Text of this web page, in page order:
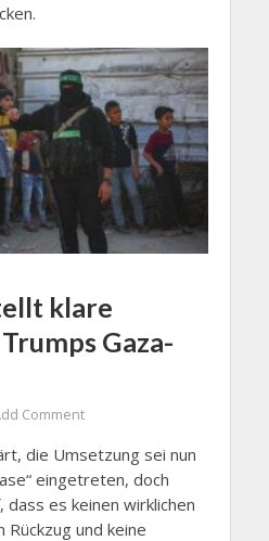
klare
Gaza-
Comment
die Umsetzung sei nun
eingetreten, doch
es keinen wirklichen
Rückzug und keine